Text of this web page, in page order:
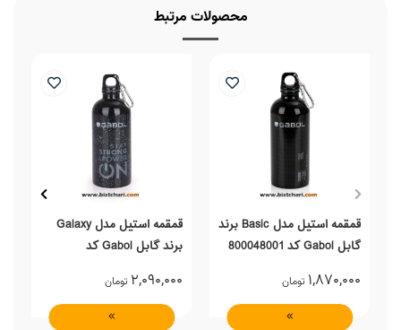
محصولات مرتبط
قمقمه استیل مدل Basic برند
گابل Gabol کد 800048001
1,870,000 تومان
قمقمه استیل مدل Galaxy
برند گابل Gabol کد
2,090,000 تومان